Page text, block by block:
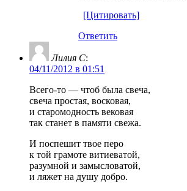
[Цитировать]
Ответить
Лилия С:
04/11/2012 в 01:51
Всего-то — чтоб была свеча,
свеча простая, восковая,
и старомодность вековая
так станет в памяти свежа.
И поспешит твое перо
к той грамоте витиеватой,
разумной и замысловатой,
и ляжет на душу добро.